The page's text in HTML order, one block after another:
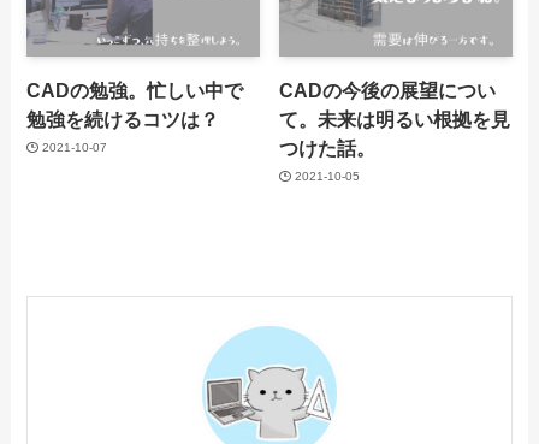
CADの勉強。忙しい中で
勉強を続けるコツは？
2021-10-07
CADの今後の展望につい
て。未来は明るい根拠を見
つけた話。
2021-10-05